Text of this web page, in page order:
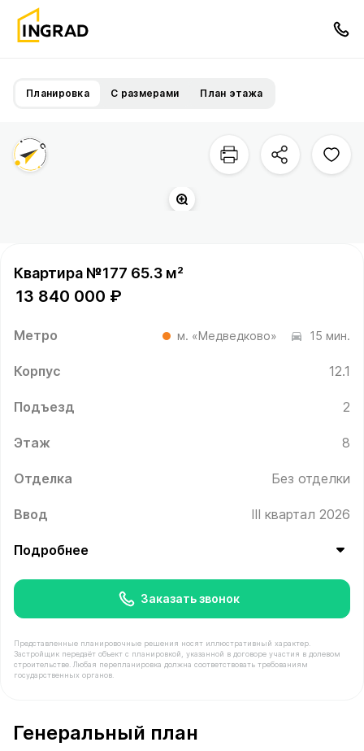
Планировка С размерами План этажа
Квартира №177 65.3 м²
13 840 000 ₽
Метро м. «Медведково» 15 мин.
Корпус 12.1
Подъезд 2
Этаж 8
Отделка Без отделки
Ввод III квартал 2026
Подробнее
Заказать звонок
Представленные планировочные решения носят иллюстративный характер.
Застройщик передаёт объект с планировкой, указанной в договоре участия в долевом
строительстве. Любая перепланировка должна соответствовать требованиям
государственных органов.
Генеральный план